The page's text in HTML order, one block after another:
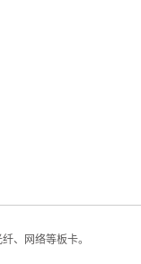
、网络等板卡。